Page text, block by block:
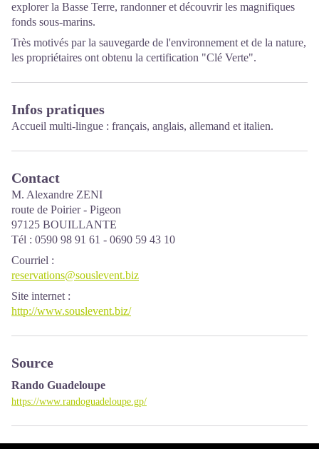
explorer la Basse Terre, randonner et découvrir les magnifiques
fonds sous-marins.
Très motivés par la sauvegarde de l'environnement et de la nature,
les propriétaires ont obtenu la certification "Clé Verte".
Infos pratiques
Accueil multi-lingue : français, anglais, allemand et italien.
Contact
M. Alexandre ZENI
route de Poirier - Pigeon
97125 BOUILLANTE
Tél : 0590 98 91 61 - 0690 59 43 10
Courriel :
reservations@souslevent.biz
Site internet :
http://www.souslevent.biz/
Source
Rando Guadeloupe
https://www.randoguadeloupe.gp/